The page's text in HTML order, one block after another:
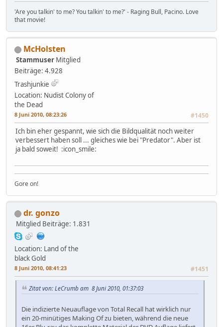
'Are you talkin' to me? You talkin' to me?' - Raging Bull, Pacino. Love
that movie!
McHolsten
Stammuser Mitglied
Beiträge: 4.928
Trashjunkie
Location: Nudist Colony of
the Dead
8 Juni 2010, 08:23:26 #1450
Ich bin eher gespannt, wie sich die Bildqualität noch weiter
verbessert haben soll ... gleiches wie bei "Predator". Aber ist
ja bald soweit! :icon_smile:
Gore on!
dr. gonzo
Mitglied Beiträge: 1.831
Location: Land of the
black Gold
8 Juni 2010, 08:41:23 #1451
Zitat von: LeCrumb am 8 Juni 2010, 01:37:03
Die indizierte Neuauflage von Total Recall hat wirklich nur
ein 20-minütiges Making Of zu bieten, während die neue